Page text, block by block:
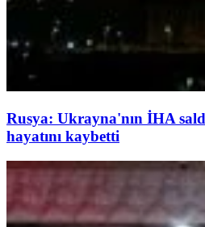
Rusya: Ukrayna'nın İHA
hayatını kaybetti